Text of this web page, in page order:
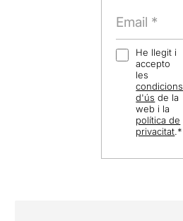
He llegit i
accepto
les
condicions
d'ús de la
web i la
política de
privacitat.*